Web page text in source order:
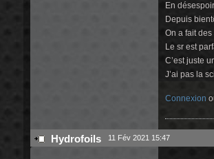
En
Depuis
On a fait
Le sr est
C’est juste
J’ai pas la
Connexion
Hydrofoils 11 Fév 2021 15:47